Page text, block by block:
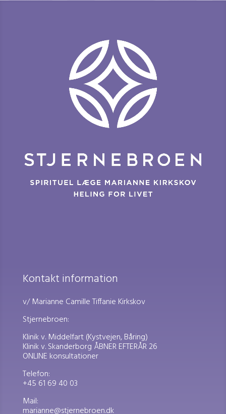
Kontakt information
v/ Marianne Camille Tiffanie Kirkskov
Stjernebroen:
Klinik v. Middelfart (Kystvejen, Båring)
Klinik v. Skanderborg ÅBNER EFTERÅR 26
ONLINE konsultationer
Telefon:
+45 61 69 40 03
Mail:
marianne@stjernebroen.dk